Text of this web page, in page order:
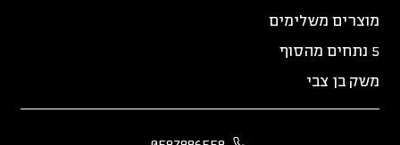
מוצרים משלימים
5 נתחים מהסוף
משק בן צבי